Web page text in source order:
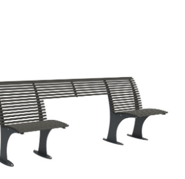
Compare
Leggi tutto